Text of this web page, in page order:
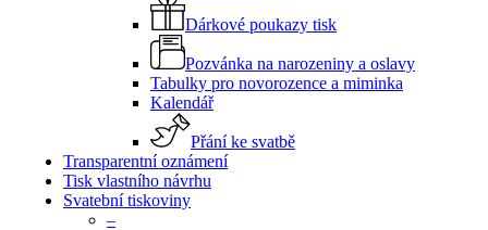
Dárkové poukazy tisk
Pozvánka na narozeniny a oslavy
Tabulky pro novorozence a miminka
Kalendář
Přání ke svatbě
Transparentní oznámení
Tisk vlastního návrhu
Svatební tiskoviny
–